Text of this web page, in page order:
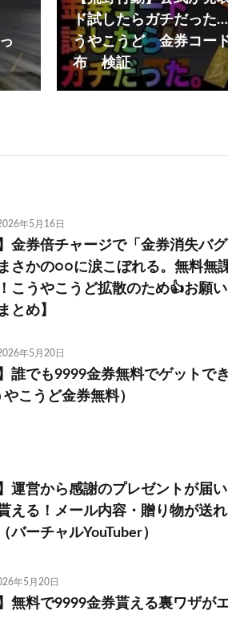
ド試したらガチだった
うやこうど 金券コー
布 検証
年5月16日
金券倍チャージで「金券消失バ
さかの○○に涙こぼれる。無料無
こうやこうど拡散のため👍お願
とめ】
年5月20日
誰でも9999金券無料でゲットで
こうど金券無料）
運営から感謝のプレゼントが届
える！メール内容・贈り物が送
バーチャルYouTuber）
年5月20日
無料で9999金券貰える裏ワザが